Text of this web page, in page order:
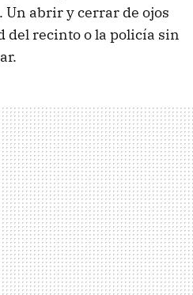
abrir y cerrar de ojos
del recinto o la policía sin